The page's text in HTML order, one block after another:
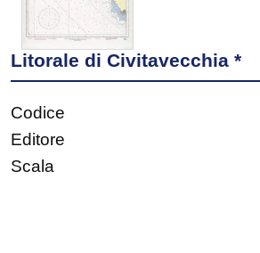
Litorale di Civitavecchia *
Codice
Editore
Scala